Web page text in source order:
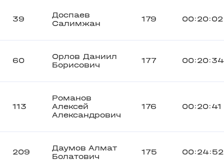
39
Доспаев
Салимжан
179 00:20:02
60
Орлов Даниил
Борисович
177 00:20:34
113
Романов
Алексей
Александрович
176 00:20:41
209
Даумов Алмат
Болатович
175 00:24:52